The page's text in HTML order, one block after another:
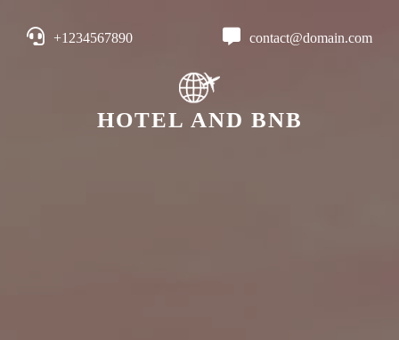
+1234567890 contact@domain.com
HOTEL AND BNB